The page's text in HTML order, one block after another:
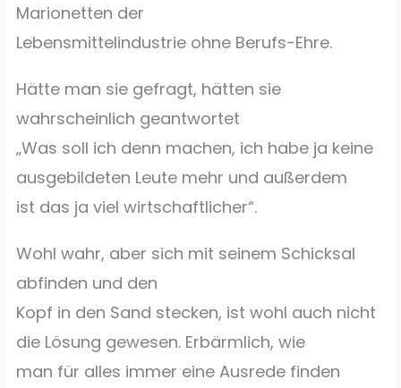
Marionetten der
Lebensmittelindustrie ohne Berufs-Ehre.
Hätte man sie gefragt, hätten sie
wahrscheinlich geantwortet
„Was soll ich denn machen, ich habe ja keine
ausgebildeten Leute mehr und außerdem
ist das ja viel wirtschaftlicher“.
Wohl wahr, aber sich mit seinem Schicksal
abfinden und den
Kopf in den Sand stecken, ist wohl auch nicht
die Lösung gewesen. Erbärmlich, wie
man für alles immer eine Ausrede finden